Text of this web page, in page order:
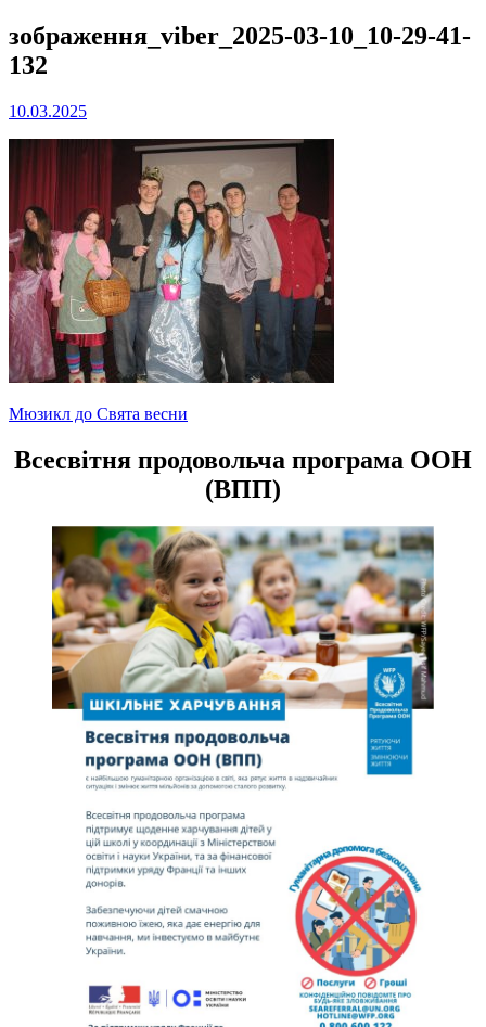
зображення_viber_2025-03-10_10-29-41-
132
10.03.2025
Навігація
записів
Мюзикл до Свята весни
Всесвітня продовольча програма ООН
(ВПП)